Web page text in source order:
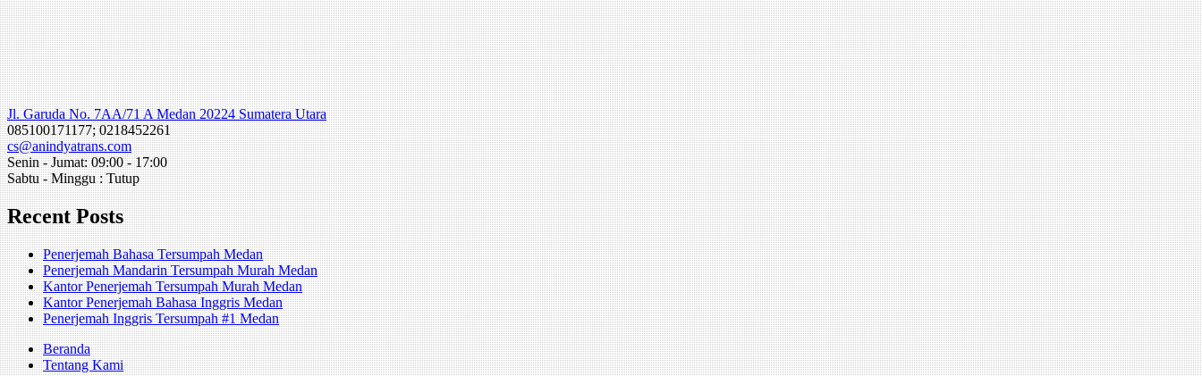
Jl. Garuda No. 7AA/71 A Medan 20224 Sumatera Utara
085100171177; 0218452261
cs@anindyatrans.com
Senin - Jumat: 09:00 - 17:00
Sabtu - Minggu : Tutup
Recent Posts
Penerjemah Bahasa Tersumpah Medan
Penerjemah Mandarin Tersumpah Murah Medan
Kantor Penerjemah Tersumpah Murah Medan
Kantor Penerjemah Bahasa Inggris Medan
Penerjemah Inggris Tersumpah #1 Medan
Beranda
Tentang Kami